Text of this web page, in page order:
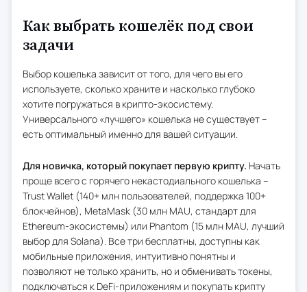
Как выбрать кошелёк под свои
задачи
Выбор кошелька зависит от того, для чего вы его
используете, сколько храните и насколько глубоко
хотите погружаться в крипто-экосистему.
Универсального «лучшего» кошелька не существует –
есть оптимальный именно для вашей ситуации.
Для новичка, который покупает первую крипту. Начать
проще всего с горячего некастодиального кошелька –
Trust Wallet (140+ млн пользователей, поддержка 100+
блокчейнов), MetaMask (30 млн MAU, стандарт для
Ethereum-экосистемы) или Phantom (15 млн MAU, лучший
выбор для Solana). Все три бесплатны, доступны как
мобильные приложения, интуитивно понятны и
позволяют не только хранить, но и обменивать токены,
подключаться к DeFi-приложениям и покупать крипту